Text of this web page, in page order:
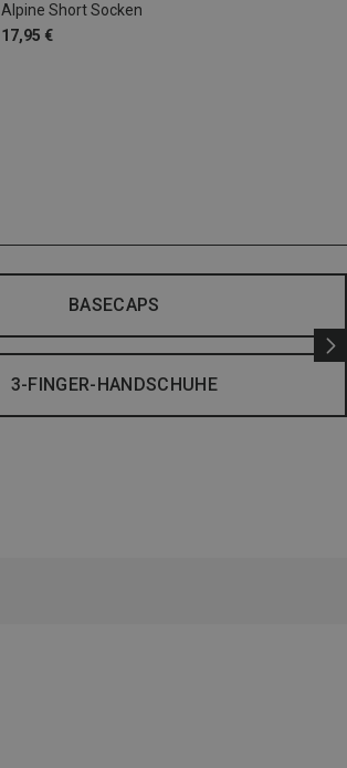
Alpine Short Socken
17,95 €
BASECAPS
3-FINGER-HANDSCHUHE